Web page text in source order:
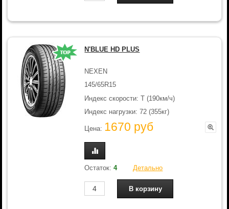
N'BLUE HD PLUS
NEXEN
145/65R15
Индекс скорости: T (190км/ч)
Индекс нагрузки: 72 (355кг)
Цена: 1670 руб
Остаток:4 Детально